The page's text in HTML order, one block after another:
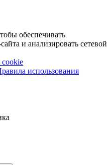
обеспечивать
и анализировать сетевой
cookie
использования